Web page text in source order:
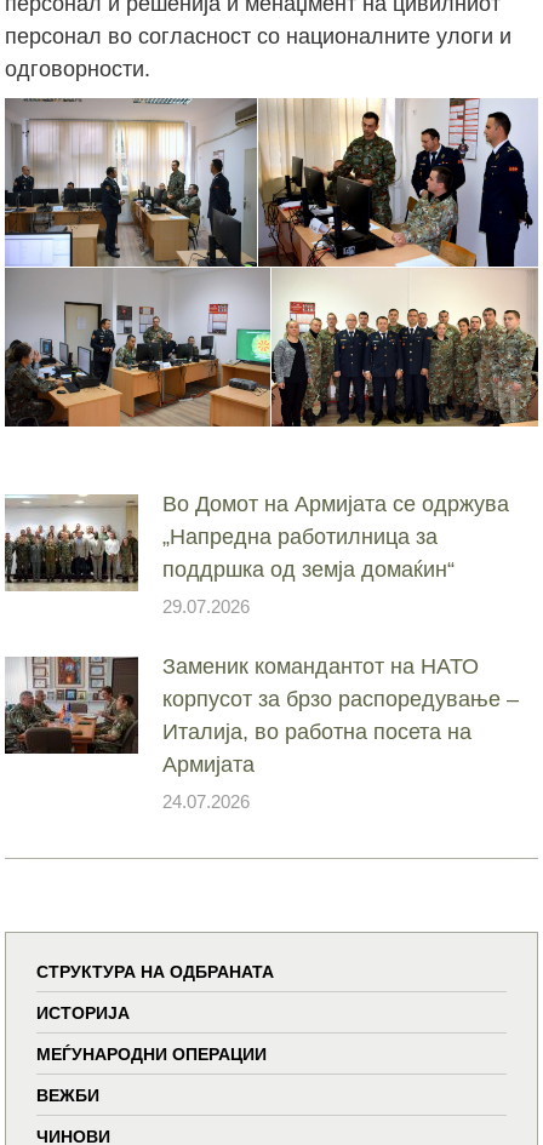
персонал во согласност со националните улоги и
одговорности.
Во Домот на Армијата се одржува
„Напредна работилница за
поддршка од земја домаќин“
29.07.2026
Заменик командантот на НАТО
корпусот за брзо распоредување –
Италија, во работна посета на
Армијата
24.07.2026
СТРУКТУРА НА ОДБРАНАТА
ИСТОРИЈА
МЕЃУНАРОДНИ ОПЕРАЦИИ
ВЕЖБИ
ЧИНОВИ